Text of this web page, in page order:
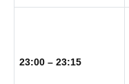
23:00 – 23:15